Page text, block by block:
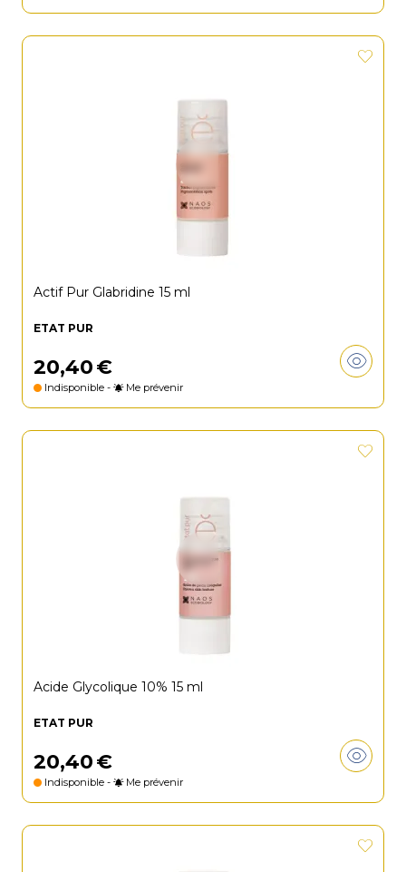
Actif Pur Glabridine 15 ml
ETAT PUR
20,40€
Indisponible - Me prévenir
Acide Glycolique 10% 15 ml
ETAT PUR
20,40€
Indisponible - Me prévenir